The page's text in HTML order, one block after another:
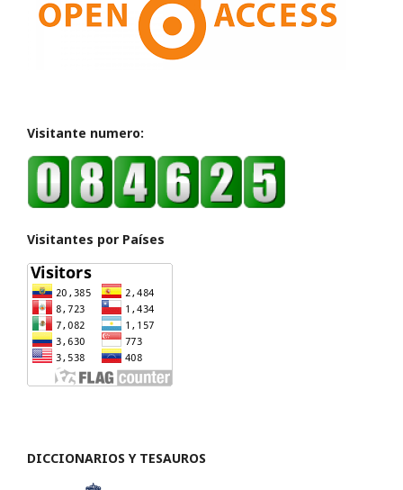
Visitante numero:
Visitantes por Países
DICCIONARIOS Y TESAUROS